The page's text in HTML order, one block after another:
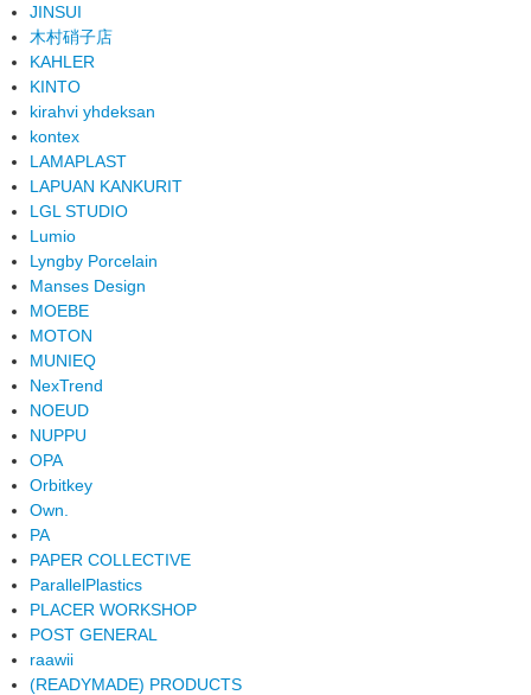
JINSUI
木村硝子店
KAHLER
KINTO
kirahvi yhdeksan
kontex
LAMAPLAST
LAPUAN KANKURIT
LGL STUDIO
Lumio
Lyngby Porcelain
Manses Design
MOEBE
MOTON
MUNIEQ
NexTrend
NOEUD
NUPPU
OPA
Orbitkey
Own.
PA
PAPER COLLECTIVE
ParallelPlastics
PLACER WORKSHOP
POST GENERAL
raawii
(READYMADE) PRODUCTS